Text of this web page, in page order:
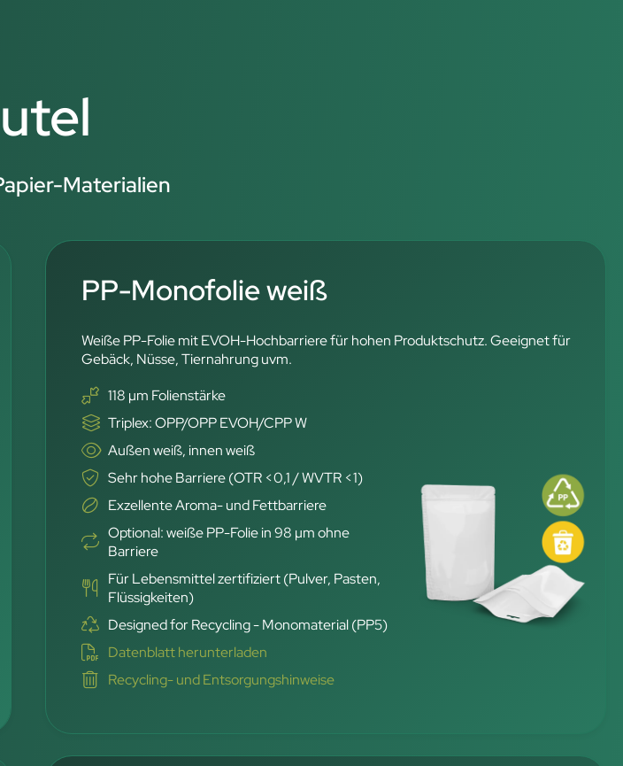
Materialien
PP-Monofolie weiß
Weiße PP-Folie mit EVOH-Hochbarriere für hohen Produktschutz. Geeignet für
Gebäck, Nüsse, Tiernahrung uvm.
118 µm Folienstärke
Triplex: OPP/OPP EVOH/CPP W
Außen weiß, innen weiß
Sehr hohe Barriere (OTR <0,1 / WVTR <1)
Exzellente Aroma- und Fettbarriere
Optional: weiße PP-Folie in 98 µm ohne
Barriere
Für Lebensmittel zertifiziert (Pulver, Pasten,
Flüssigkeiten)
Designed for Recycling - Monomaterial (PP5)
Datenblatt herunterladen
Recycling- und Entsorgungshinweise